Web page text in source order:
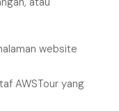
website
AWSTour yang